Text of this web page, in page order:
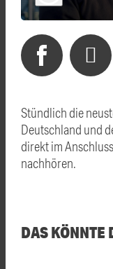
Stündlich die
Deutschland und
direkt im
nachhören.
DAS KÖNNTE